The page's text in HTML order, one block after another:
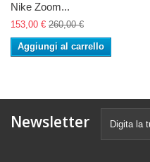
Nike Zoom...
153,00 € 260,00 €
Aggiungi al carrello
Newsletter